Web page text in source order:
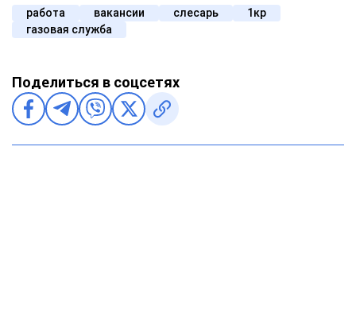
работа вакансии слесарь
1кр
газовая служба
Поделиться в соцсетях